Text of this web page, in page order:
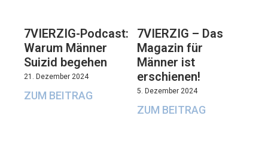
7VIERZIG-Podcast:
Warum Männer
Suizid begehen
21. Dezember 2024
ZUM BEITRAG
7VIERZIG – Das
Magazin für
Männer ist
erschienen!
5. Dezember 2024
ZUM BEITRAG